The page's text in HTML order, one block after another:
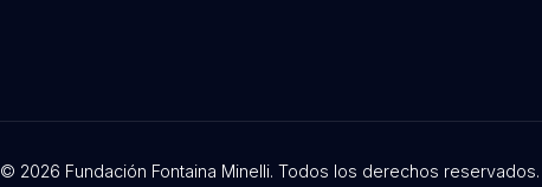
© 2026 Fundación Fontaina Minelli. Todos los derechos reservados.